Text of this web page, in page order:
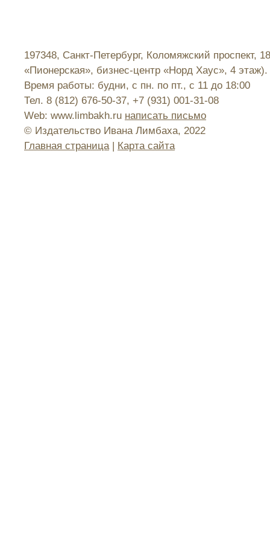
197348, Санкт-Петербург, Коломяжский
«Пионерская», бизнес-центр «Норд Хаус», 4 этаж).
Время работы: будни, с пн. по пт., с 11 до 18:00
Тел. 8 (812) 676-50-37, +7 (931) 001-31-08
Web: www.limbakh.ru написать письмо
© Издательство Ивана Лимбаха, 2022
Главная страница| Карта сайта